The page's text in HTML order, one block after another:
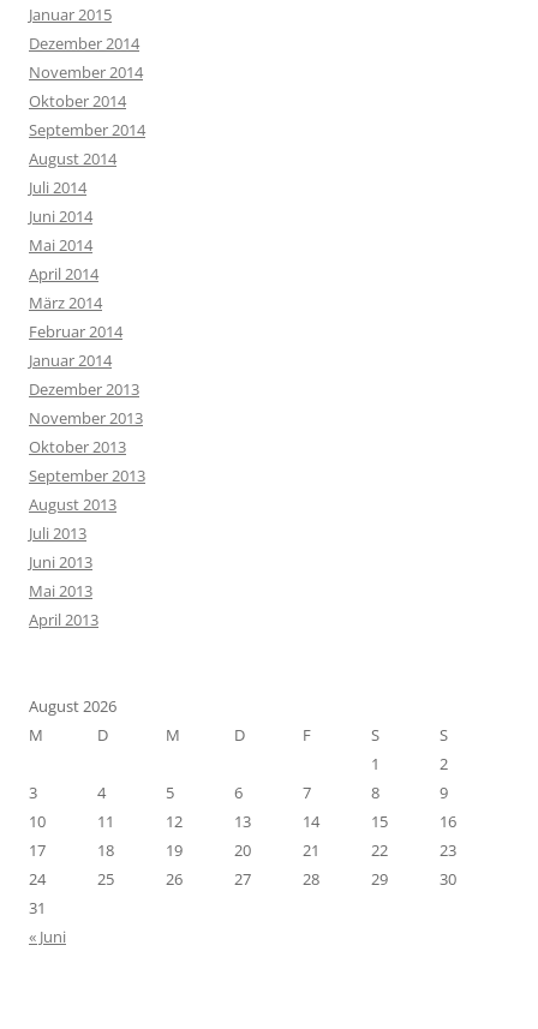
Januar 2015
Dezember 2014
November 2014
Oktober 2014
September 2014
August 2014
Juli 2014
Juni 2014
Mai 2014
April 2014
März 2014
Februar 2014
Januar 2014
Dezember 2013
November 2013
Oktober 2013
September 2013
August 2013
Juli 2013
Juni 2013
Mai 2013
April 2013
August 2026
M
D M D F S
S
1
2
3
4 5 6 7 8
9
10
11 12 13 14 15
16
17
18 19 20 21 22
23
24
25 26 27 28 29
30
31
« Juni